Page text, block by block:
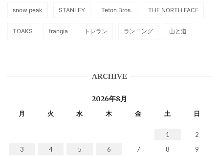
snow peak STANLEY Teton Bros. THE NORTH FACE
TOAKS trangia トレラン ランニング 山と道
ARCHIVE
2026年8月
月 火 水 木 金 土 日
1
2
3
4 5 6 7 8 9